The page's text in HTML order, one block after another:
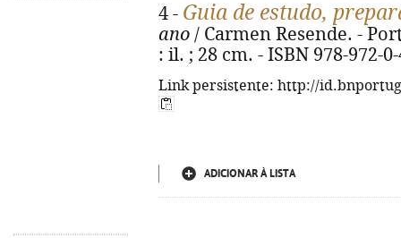
4 - Guia de estudo,
ano / Carmen Resende. -
: il. ; 28 cm. - ISBN 978-972-
Link persistente: http://
ADICIONAR À LISTA